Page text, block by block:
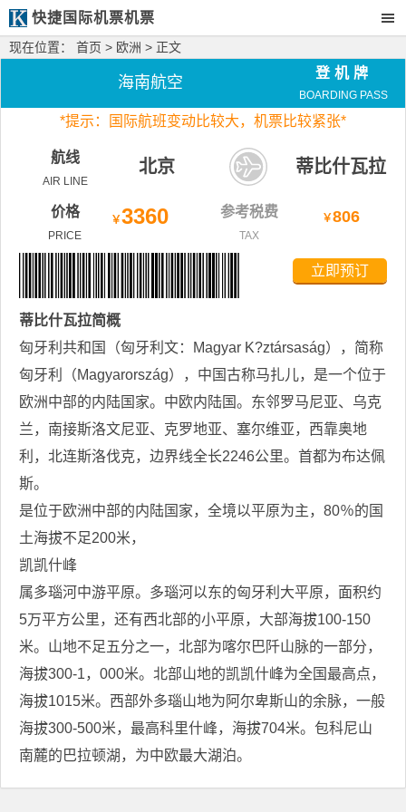
快捷国际机票机票
现在位置： 首页 > 欧洲 > 正文
海南航空
登机牌
BOARDING PASS
*提示：国际航班变动比较大， 机票比较紧张*
航线
AIR LINE
北京 蒂比什瓦拉
价格
PRICE
￥3360 参考税费
TAX
￥806
立即预订
蒂比什瓦拉简概
匈牙利共和国（匈牙利文：Magyar K?ztársaság），简称
匈牙利（Magyarország），中国古称马扎儿，是一个位于
欧洲中部的内陆国家。中欧内陆国。东邻罗马尼亚、乌克
兰，南接斯洛文尼亚、克罗地亚、塞尔维亚，西靠奥地
利，北连斯洛伐克，边界线全长2246公里。首都为布达佩
斯。
是位于欧洲中部的内陆国家，全境以平原为主，80％的国
土海拔不足200米，
凯凯什峰
属多瑙河中游平原。多瑙河以东的匈牙利大平原，面积约
5万平方公里，还有西北部的小平原，大部海拔100-150
米。山地不足五分之一，北部为喀尔巴阡山脉的一部分，
海拔300-1，000米。北部山地的凯凯什峰为全国最高点，
海拔1015米。西部外多瑙山地为阿尔卑斯山的余脉，一般
海拔300-500米，最高科里什峰，海拔704米。包科尼山
南麓的巴拉顿湖，为中欧最大湖泊。